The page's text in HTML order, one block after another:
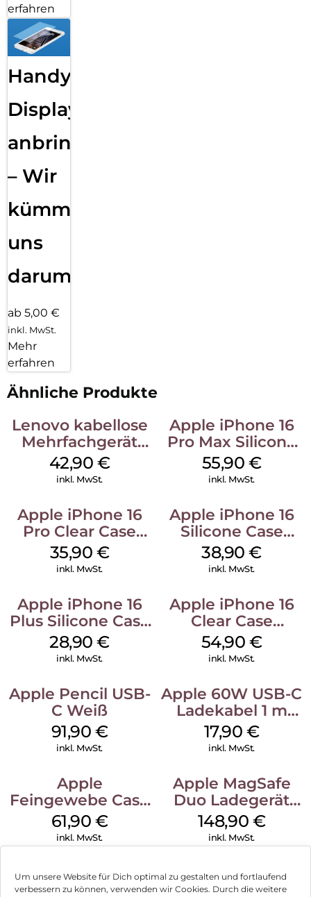
Um unsere Website für Dich optimal zu gestalten und fortlaufend
verbessern zu können, verwenden wir Cookies. Durch die weitere
erfahren
Handy
Displayfolie
anbringen
– Wir
kümmern
uns
darum!
ab 5,00 €
inkl. MwSt.
Mehr
erfahren
Ähnliche Produkte
Lenovo kabellose
Mehrfachgerät
Luna Grey
42,90 €
inkl. MwSt.
Apple iPhone 16
Pro Max Silicone
Case MagSafe
Stone Gray
55,90 €
inkl. MwSt.
Apple iPhone 16
Pro Clear Case
MagSafe
Transparent
35,90 €
inkl. MwSt.
Apple iPhone 16
Silicone Case
MagSafe
Ultramarine
38,90€
inkl. MwSt.
Apple iPhone 16
Plus Silicone Case
MagSafe Black
28,90€
inkl. MwSt.
Apple iPhone 16
Clear Case
MagSafe
Transparent
54,90 €
inkl. MwSt.
Apple Pencil USB-
C Weiß
91,90 €
inkl. MwSt.
Apple 60W USB-C
Ladekabel 1 m
Weiß
17,90 €
inkl. MwSt.
Apple
Feingewebe Case
iPhone 15 Pro
MagSafe Schwarz
61,90 €
inkl. MwSt.
Apple MagSafe
Duo Ladegerät
Weiß
148,90 €
inkl. MwSt.